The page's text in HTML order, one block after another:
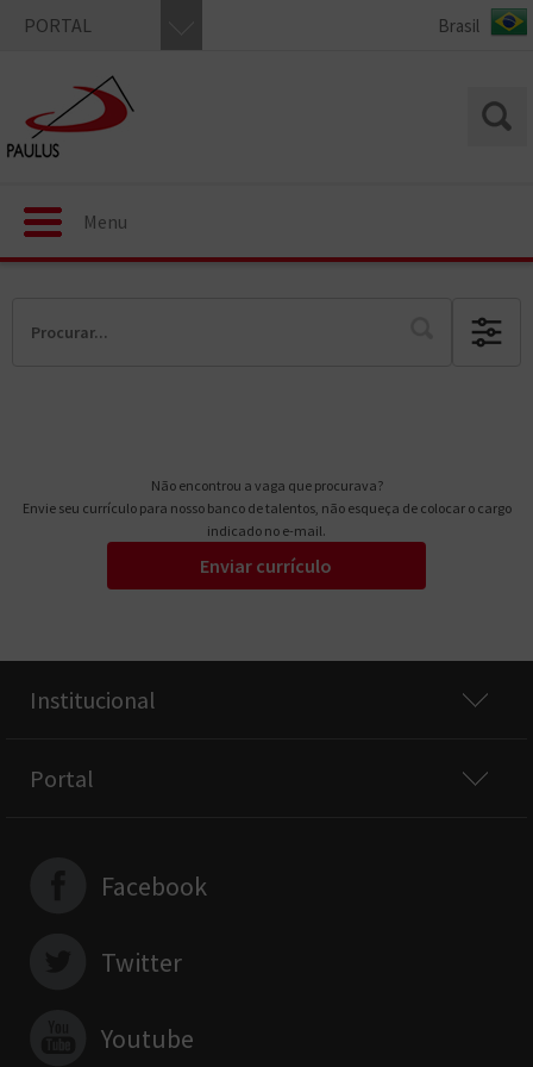
PORTAL
Menu
Não encontrou a vaga que procurava?
Envie seu currículo para nosso banco de talentos, não esqueça de colocar o cargo
indicado no e-mail.
Enviar currículo
Institucional
Portal
Facebook
Twitter
Youtube